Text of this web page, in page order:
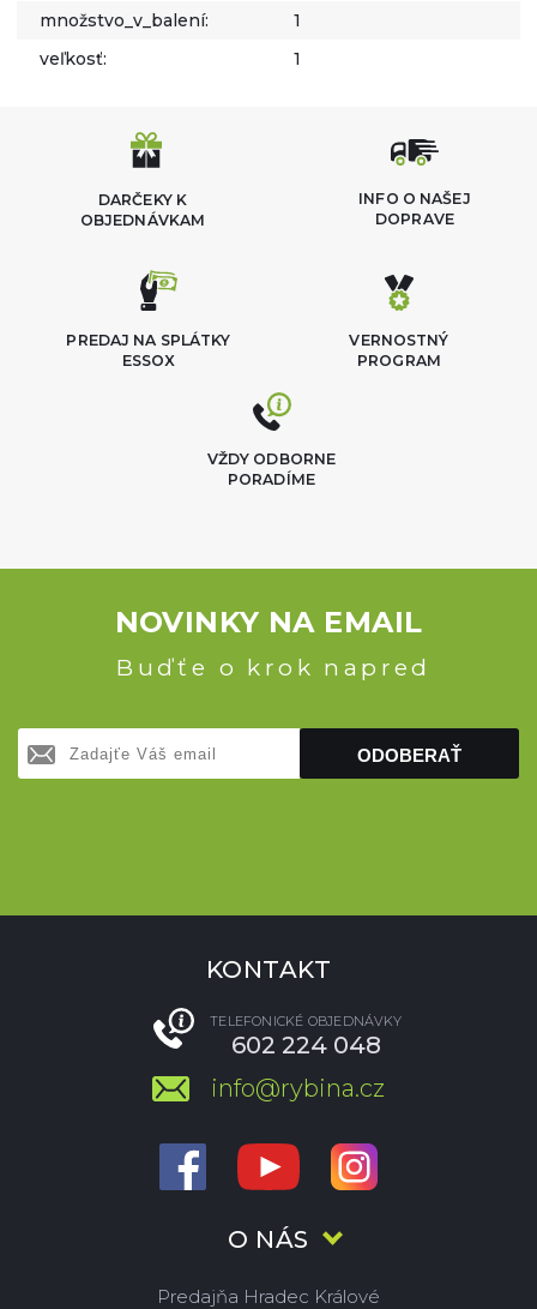
množstvo_v_balení:
1
veľkosť:
1
DARČEKY K
OBJEDNÁVKAM
INFO O NAŠEJ
DOPRAVE
VERNOSTNÝ
PROGRAM
PREDAJ NA SPLÁTKY
ESSOX
VŽDY ODBORNE
PORADÍME
NOVINKY NA EMAIL
Buďťe o krok napred
ODOBERAŤ
O NÁS
Predajňa Hradec Králové
KONTAKT
TELEFONICKÉ OBJEDNÁVKY
602 224 048
info@rybina.cz